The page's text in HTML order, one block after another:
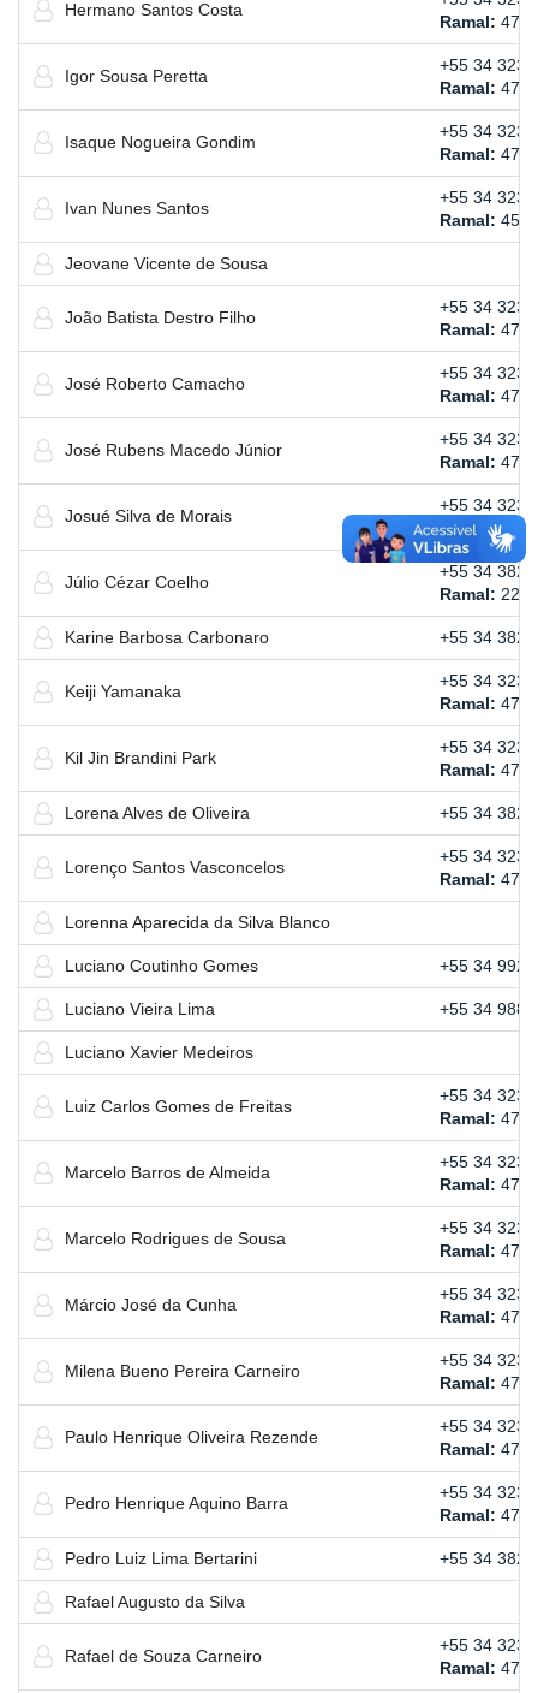
Hermano Santos Costa
Ramal: 4751
Igor Sousa Peretta
+55 34
Ramal: 4778
Isaque Nogueira Gondim
+55 34
Ramal: 4740
Ivan Nunes Santos
+55 34
Ramal: 4563
Jeovane Vicente de Sousa
João Batista Destro Filho
+55 34
Ramal: 4730
José Roberto Camacho
+55 34
Ramal: 4734
José Rubens Macedo Júnior
+55 34
Ramal: 4755
Josué Silva de Morais
+55 34
Ramal:4746
Júlio Cézar Coelho
+55 34
Ramal: 225
Karine Barbosa Carbonaro +55 34
Keiji Yamanaka
+55 34
Ramal: 4738
Kil Jin Brandini Park
+55 34
Ramal: 4778
Lorena Alves de Oliveira +55 34
Lorenço Santos Vasconcelos
+55 34
Ramal: 4700
Lorenna Aparecida da Silva Blanco
Luciano Coutinho Gomes +55 34
Luciano Vieira Lima +55 34
Luciano Xavier Medeiros
Luiz Carlos Gomes de Freitas
+55 34
Ramal: 4767
Marcelo Barros de Almeida
+55 34
Ramal: 4792
Marcelo Rodrigues de Sousa
+55 34
Ramal: 4778
Márcio José da Cunha
+55 34
Ramal: 4792
Milena Bueno Pereira Carneiro
+55 34
Ramal: 4748
Paulo Henrique Oliveira Rezende
+55 34
Ramal: 4785
Pedro Henrique Aquino Barra
+55 34
Ramal: 4745
Pedro Luiz Lima Bertarini +55 34
Rafael Augusto da Silva
Rafael de Souza Carneiro
+55 34
Ramal: 4751